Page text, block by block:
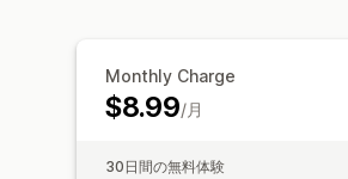
Monthly Charge
$8.99/月
30日間の無料体験